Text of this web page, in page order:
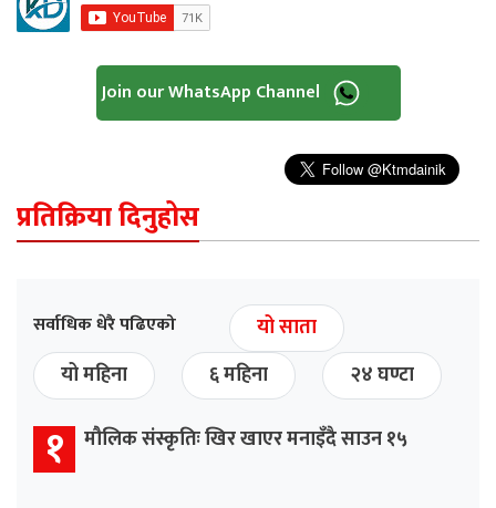
Join our WhatsApp Channel
प्रतिक्रिया दिनुहोस
सर्वाधिक धेरै पढिएको
यो साता
यो महिना
६ महिना २४ घण्टा
१ मौलिक संस्कृतिः खिर खाएर मनाइँदै साउन १५